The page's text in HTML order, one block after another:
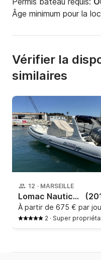
Âge minimum pour la
Vérifier la
similaires
12 · MARSEILLE
Lomac Nautica - 790 In
À partir de 675 € par
2 · Super